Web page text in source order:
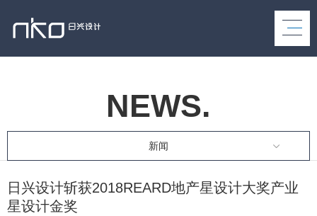
NEWS.
新闻
日兴设计斩获2018REARD地产星设计大奖产业
星设计金奖